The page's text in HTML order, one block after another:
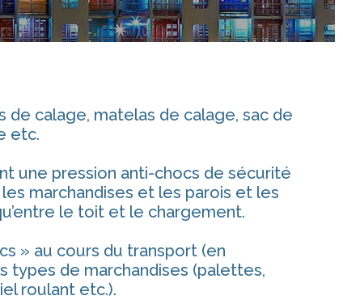
de calage, matelas de calage, sac de
etc.
une pression anti-chocs de sécurité
marchandises et les parois et les
le toit et le chargement.
» au cours du transport (en
types de marchandises (palettes,
roulant etc.).